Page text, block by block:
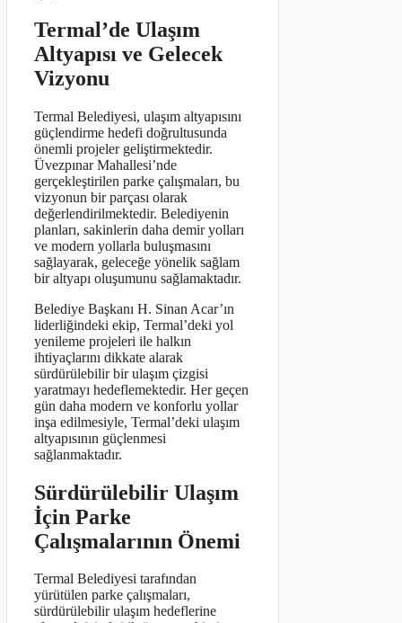
Termal’de Ulaşım
Altyapısı ve Gelecek
Vizyonu
Termal Belediyesi, ulaşım altyapısını
güçlendirme hedefi doğrultusunda
önemli projeler geliştirmektedir.
Üvezpınar Mahallesi’nde
gerçekleştirilen parke çalışmaları, bu
vizyonun bir parçası olarak
değerlendirilmektedir. Belediyenin
planları, sakinlerin daha demir yolları
ve modern yollarla buluşmasını
sağlayarak, geleceğe yönelik sağlam
bir altyapı oluşumunu sağlamaktadır.
Belediye Başkanı H. Sinan Acar’ın
liderliğindeki ekip, Termal’deki yol
yenileme projeleri ile halkın
ihtiyaçlarını dikkate alarak
sürdürülebilir bir ulaşım çizgisi
yaratmayı hedeflemektedir. Her geçen
gün daha modern ve konforlu yollar
inşa edilmesiyle, Termal’deki ulaşım
altyapısının güçlenmesi
sağlanmaktadır.
Sürdürülebilir Ulaşım
İçin Parke
Çalışmalarının Önemi
Termal Belediyesi tarafından
yürütülen parke çalışmaları,
sürdürülebilir ulaşım hedeflerine